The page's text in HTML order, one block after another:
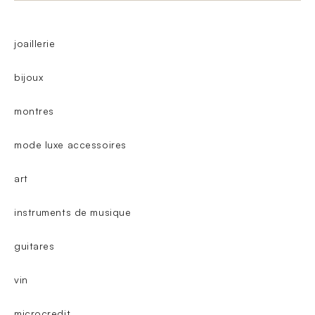
joaillerie
bijoux
montres
mode luxe accessoires
art
instruments de musique
guitares
vin